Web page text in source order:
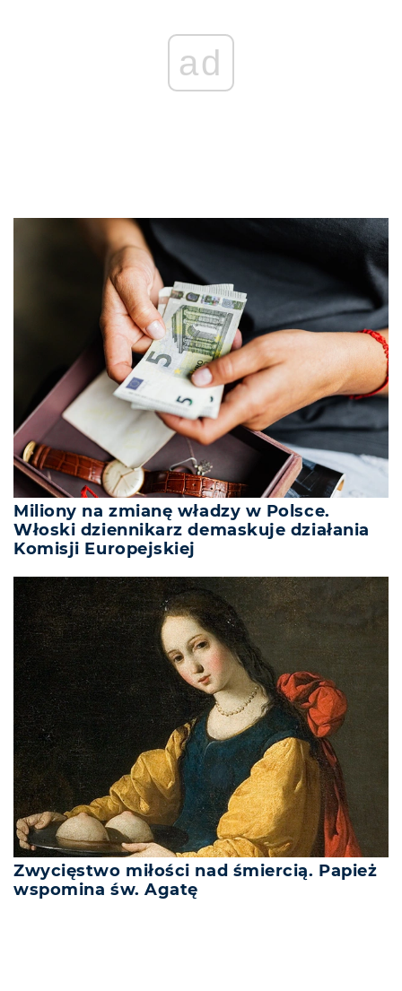
ad
Miliony na zmianę władzy w Polsce.
Włoski dziennikarz demaskuje działania
Komisji Europejskiej
Zwycięstwo miłości nad śmiercią. Papież
wspomina św. Agatę